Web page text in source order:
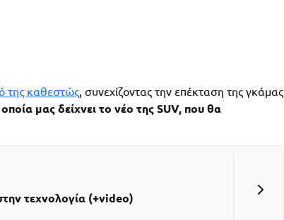
της καθεστώς, συνεχίζοντας την επέκταση της γκάμας
μας δείχνει το νέο της SUV, που θα
τεχνολογία (+video)